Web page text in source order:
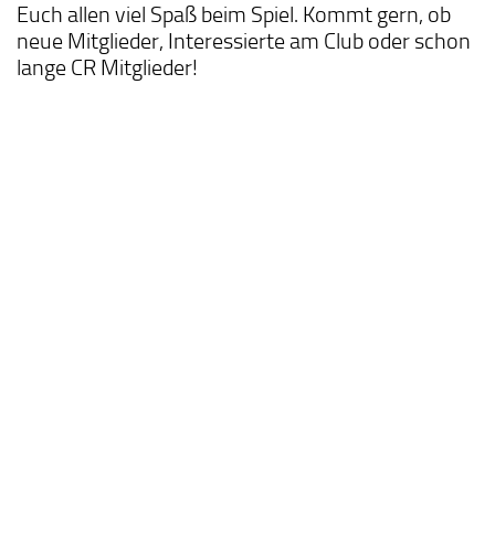
Euch allen viel Spaß beim Spiel. Kommt gern, ob
neue Mitglieder, Interessierte am Club oder schon
lange CR Mitglieder!